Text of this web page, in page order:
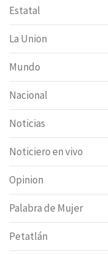
Estatal
La Union
Mundo
Nacional
Noticias
Noticiero en vivo
Opinion
Palabra de Mujer
Petatlán